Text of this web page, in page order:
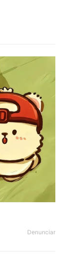
Denunciar